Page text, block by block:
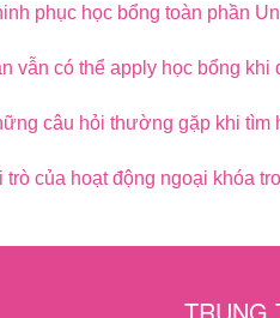
phục học bổng toàn phần
vẫn có thể apply học bổng khi
câu hỏi thường gặp khi tìm
trò của hoạt động ngoại khóa